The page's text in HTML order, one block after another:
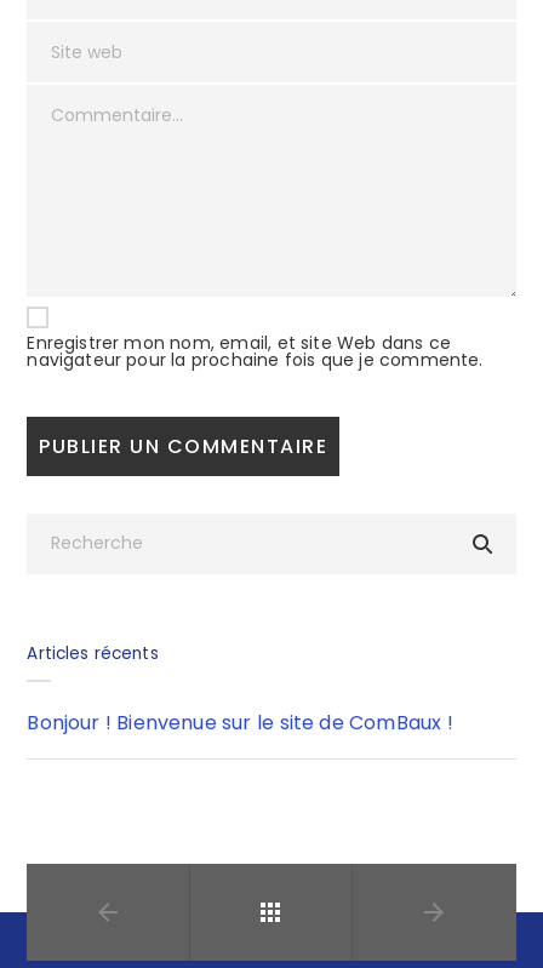
Enregistrer mon nom, email, et site Web dans ce
navigateur pour la prochaine fois que je commente.
Articles récents
Bonjour ! Bienvenue sur le site de ComBaux !